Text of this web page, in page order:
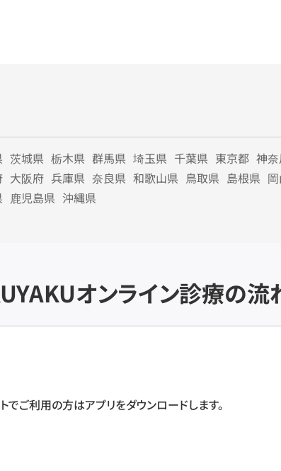
茨城県 栃木県 群馬県 埼玉県 千葉県 東京都 神
大阪府 兵庫県 奈良県 和歌山県 鳥取県 島根県
鹿児島県 沖縄県
オンライン診療の流
トでご利用の方はアプリをダウンロードします。